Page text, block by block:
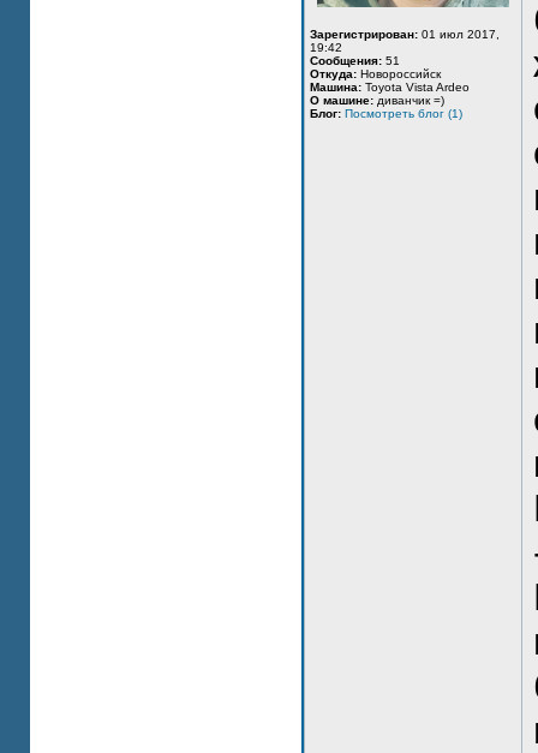
Зарегистрирован: 01 июл 2017,
19:42
Сообщения: 51
Откуда: Новороссийск
Машина: Toyota Vista Ardeo
О машине: диванчик =)
Блог: Посмотреть блог (1)